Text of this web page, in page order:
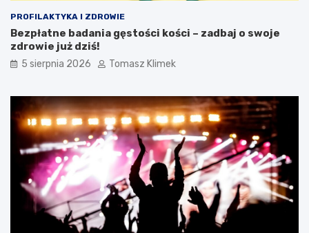
PROFILAKTYKA I ZDROWIE
Bezpłatne badania gęstości kości – zadbaj o swoje
zdrowie już dziś!
5 sierpnia 2026 Tomasz Klimek